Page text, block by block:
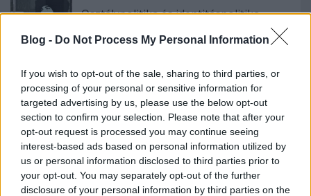
Blog - Do Not Process My Personal Information
If you wish to opt-out of the sale, sharing to third parties, or
processing of your personal or sensitive information for
targeted advertising by us, please use the below opt-out
section to confirm your selection. Please note that after your
opt-out request is processed you may continue seeing
interest-based ads based on personal information utilized by
us or personal information disclosed to third parties prior to
your opt-out. You may separately opt-out of the further
disclosure of your personal information by third parties on the
Osztálypolitika és identitáspolitika
Pukli és a foci
A világ 13. legmenőbb dolga lett az
Airbnb miatt kiszorulni az albérletünkből